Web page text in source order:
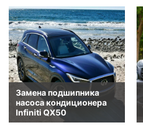
Замена подшипника
насоса кондиционера
Infiniti QX50